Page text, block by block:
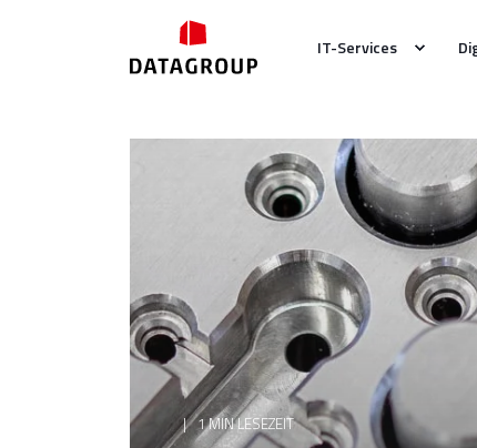
IT-Services
1 MIN LESEZEIT